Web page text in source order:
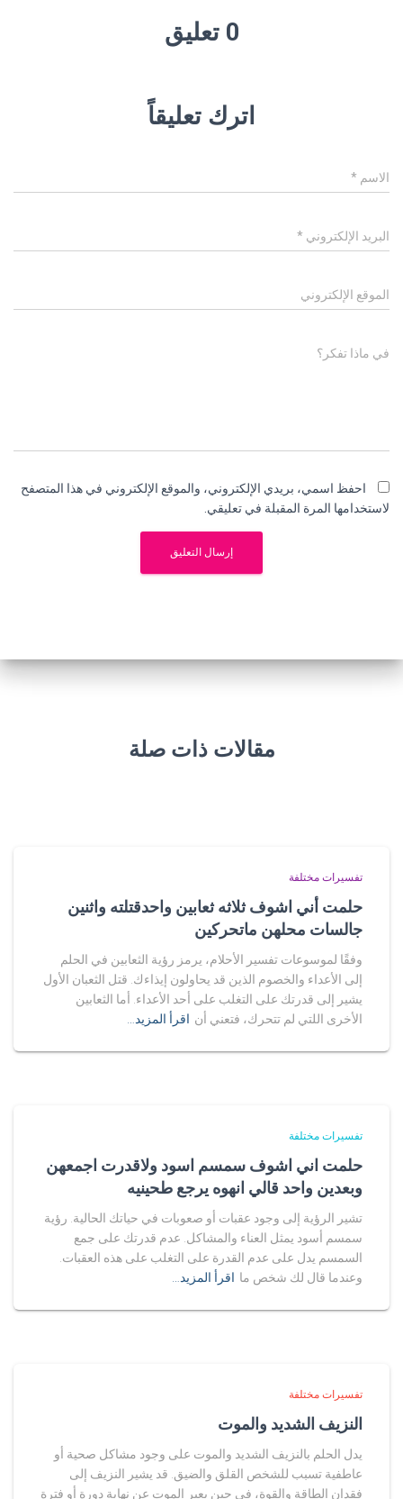
0 تعليق
اترك تعليقاً
الاسم *
البريد الإلكتروني *
الموقع الإلكتروني
في ماذا تفكر؟
احفظ اسمي، بريدي الإلكتروني، والموقع الإلكتروني في هذا المتصفح
لاستخدامها المرة المقبلة في تعليقي.
مقالات ذات صلة
تفسيرات مختلفة
حلمت أني اشوف ثلاثه ثعابين واحدقتلته واثنين
جالسات محلهن ماتحركين
وفقًا لموسوعات تفسير الأحلام، يرمز رؤية الثعابين في الحلم
إلى الأعداء والخصوم الذين قد يحاولون إيذاءك. قتل الثعبان الأول
يشير إلى قدرتك على التغلب على أحد الأعداء. أما الثعابين
الأخرى اللتي لم تتحرك، فتعني أن اقرأ المزيد…
تفسيرات مختلفة
حلمت اني اشوف سمسم اسود ولاقدرت اجمعهن
وبعدين واحد قالي انهوه يرجع طحينيه
تشير الرؤية إلى وجود عقبات أو صعوبات في حياتك الحالية. رؤية
سمسم أسود يمثل العناء والمشاكل. عدم قدرتك على جمع
السمسم يدل على عدم القدرة على التغلب على هذه العقبات.
وعندما قال لك شخص ما اقرأ المزيد…
تفسيرات مختلفة
النزيف الشديد والموت
يدل الحلم بالنزيف الشديد والموت على وجود مشاكل صحية أو
عاطفية تسبب للشخص القلق والضيق. قد يشير النزيف إلى
فقدان الطاقة والقوة، في حين يعبر الموت عن نهاية دورة أو فترة